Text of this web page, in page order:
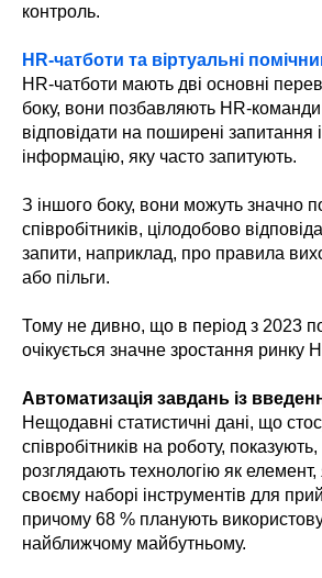
контроль.
HR-чатботи та віртуальні
HR-чатботи мають дві основні
боку, вони позбавляють HR-команди
відповідати на поширені запитання
інформацію, яку часто запитують.
З іншого боку, вони можуть значно
співробітників, цілодобово
запити, наприклад, про правила
або пільги.
Тому не дивно, що в період з 2023
очікується значне зростання ринку
Автоматизація завдань із
Нещодавні статистичні дані, що
співробітників на роботу,
розглядають технологію як елемент,
своєму наборі інструментів для
причому 68 % планують
найближчому майбутньому.